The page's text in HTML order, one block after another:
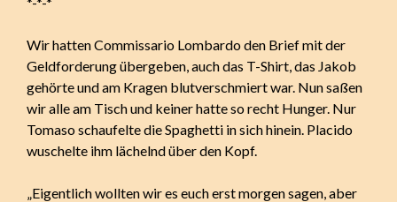
Wir hatten Commissario Lombardo den Brief mit der
Geldforderung übergeben, auch das T-Shirt, das Jakob
gehörte und am Kragen blutverschmiert war. Nun saßen
wir alle am Tisch und keiner hatte so recht Hunger. Nur
Tomaso schaufelte die Spaghetti in sich hinein. Placido
wuschelte ihm lächelnd über den Kopf.
„Eigentlich wollten wir es euch erst morgen sagen, aber